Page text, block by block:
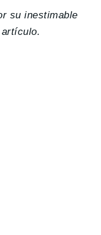
su inestimable